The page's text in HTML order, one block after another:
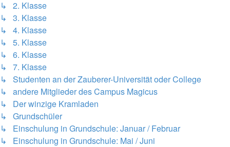
↳ 2. Klasse
↳ 3. Klasse
↳ 4. Klasse
↳ 5. Klasse
↳ 6. Klasse
↳ 7. Klasse
↳ Studenten an der Zauberer-Universität oder College
↳ andere Mitglieder des Campus Magicus
↳ Der winzige Kramladen
↳ Grundschüler
↳ Einschulung in Grundschule: Januar / Februar
↳ Einschulung in Grundschule: Mai / Juni